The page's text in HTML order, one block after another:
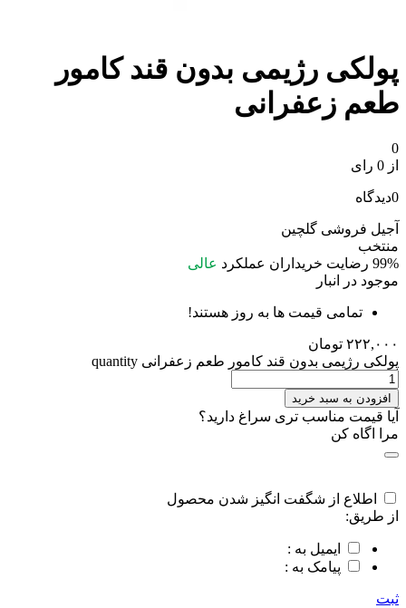
پولکی رژیمی بدون قند کامور
طعم زعفرانی
0
از 0 رای
0دیدگاه
آجیل فروشی گلچین
منتخب
99% رضایت خریداران عملکرد عالی
موجود در انبار
تمامی قیمت ها به روز هستند!
۲۲۲,۰۰۰ تومان
پولکی رژیمی بدون قند کامور طعم زعفرانی quantity
افزودن به سبد خرید
آیا قیمت مناسب تری سراغ دارید؟
مرا اگاه کن
اطلاع از شگفت انگیز شدن محصول
از طریق:
ایمیل به :
پیامک به :
ثبت